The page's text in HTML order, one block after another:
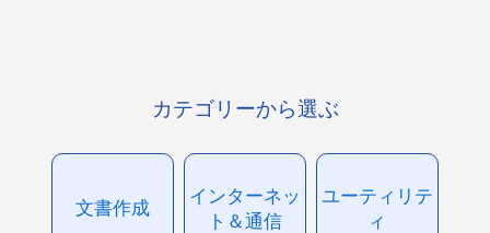
カテゴリーから選ぶ
文書作成
インターネッ
ト＆通信
ユーティリテ
ィ